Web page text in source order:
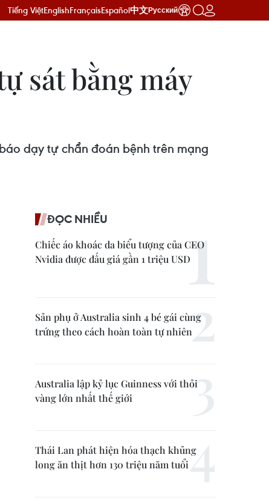
Tiếng ViệtEnglishFrançaisEspañol中文Русский
sát bằng máy
dạy tự chẩn đoán bệnh trên mạng
ĐỌC NHIỀU
Chiếc áo khoác da biểu tượng của CEO
Nvidia được đấu giá gần 1 triệu USD
Sản phụ ở Australia sinh 4 bé gái cùng
trứng theo cách hoàn toàn tự nhiên
Australia lập kỷ lục Guinness với thỏi
vàng lớn nhất thế giới
Thái Lan phát hiện hóa thạch khủng
long ăn thịt hơn 130 triệu năm tuổi